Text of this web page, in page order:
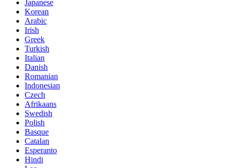
Japanese
Korean
Arabic
Irish
Greek
Turkish
Italian
Danish
Romanian
Indonesian
Czech
Afrikaans
Swedish
Polish
Basque
Catalan
Esperanto
Hindi